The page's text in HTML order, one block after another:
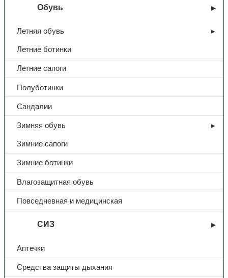
Обувь
Летняя обувь
Летние ботинки
Летние сапоги
Полуботинки
Сандалии
Зимняя обувь
Зимние сапоги
Зимние ботинки
Влагозащитная обувь
Повседневная и медицинская
СИЗ
Аптечки
Средства защиты дыхания